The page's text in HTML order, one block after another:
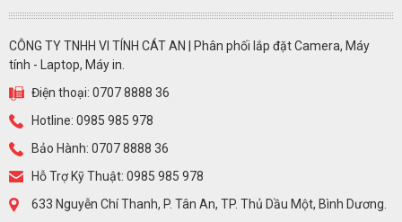
CÔNG TY TNHH VI TÍNH CÁT AN | Phân phối lắp đặt Camera, Máy
tính - Laptop, Máy in.
Điện thoại: 0707 8888 36
Hotline: 0985 985 978
Bảo Hành: 0707 8888 36
Hỗ Trợ Kỹ Thuật: 0985 985 978
633 Nguyễn Chí Thanh, P. Tân An, TP. Thủ Dầu Một, Bình Dương.